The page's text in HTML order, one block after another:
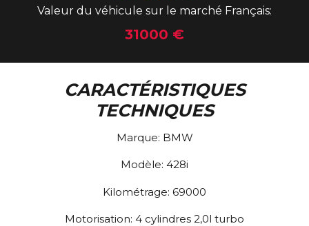
Valeur du véhicule sur le marché Français:
31000 €
CARACTÉRISTIQUES
TECHNIQUES
Marque: BMW
Modèle: 428i
Kilométrage: 69000
Motorisation: 4 cylindres 2,0l turbo